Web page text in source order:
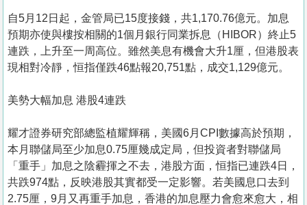
們
自5月12日起，金管局已15度接錢，共1,170.76億元。加息
預期亦使與樓按相關的1個月銀行同業拆息（HIBOR）終止5
連跌，上升至一周高位。雖然美息有機會大升1厘，但港股表
現相對冷靜，恒指僅跌46點報20,751點，成交1,129億元。
美勢大幅加息 港股4連跌
耀才證券研究部總監植耀輝稱，美國6月CPI數據高於預期，
本月聯儲局至少加息0.75厘幾成定局，但投資者對聯儲局
「重手」加息之陰霾揮之不去，港股方面，恒指已連跌4日，
共跌974點，反映港股其實都受一定影響。若美國息口去到
2.75厘，9月又再重手加息，香港的加息壓力會愈來愈大，相